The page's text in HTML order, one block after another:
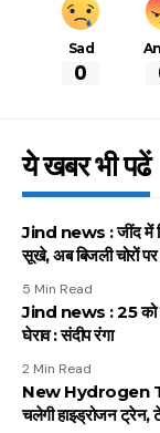
Sad
0
ये खबर भी पढें
Jind news : जींद में
सूखे, अब बिजली चोरों
5 Min Read
Jind news : 25 को
घेराव : संदीप रंगा
2 Min Read
New Hydrogen
चलेगी हाइड्रोजन ट्रेन,